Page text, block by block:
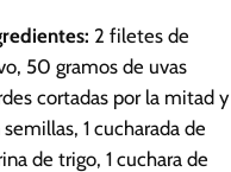
2 filetes de
50 gramos de uvas
cortadas por la mitad y
semillas, 1 cucharada de
de trigo, 1 cuchara de